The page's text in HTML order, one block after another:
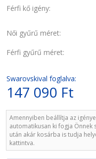
Férfi kő igény:
Női gyűrű méret:
Férfi gyűrű méret:
Swarovskival foglalva:
147 090 Ft
Amennyiben beállítja az
automatikusan ki fogja Önnek
után akár kosárba is tudja
kattintva.